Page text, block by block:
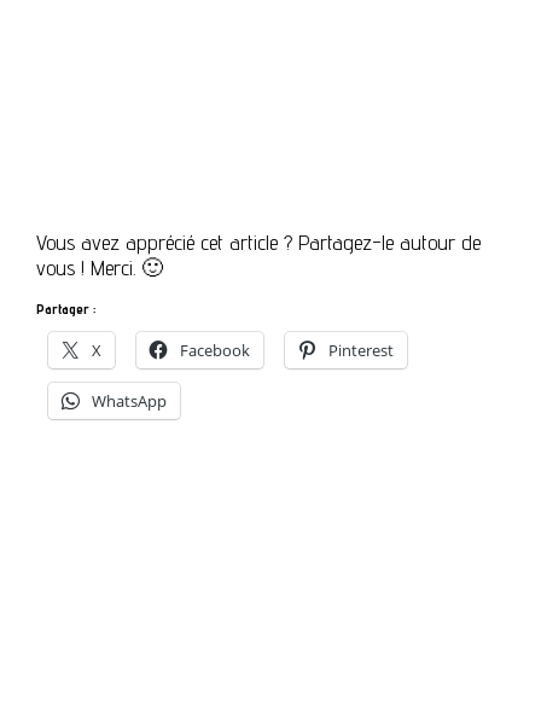
Vous avez apprécié cet article ? Partagez-le autour de
vous ! Merci. 🙂
Partager :
X Facebook Pinterest
WhatsApp